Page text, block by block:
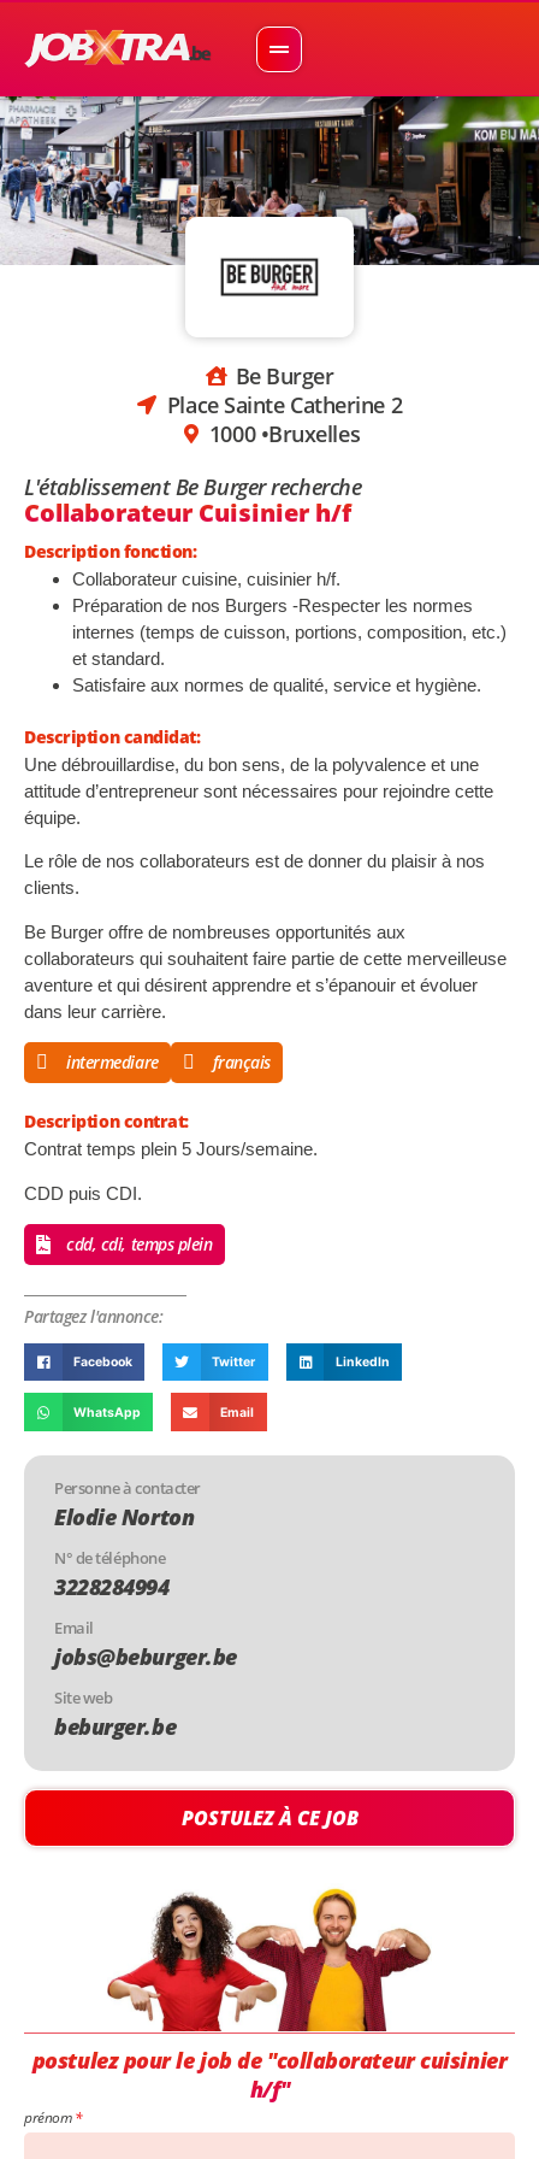
Be Burger
Place Sainte Catherine 2
1000 •Bruxelles
L'établissement Be Burger recherche
Collaborateur Cuisinier h/f
Description fonction:
Collaborateur cuisine, cuisinier h/f.
Préparation de nos Burgers -Respecter les normes
internes (temps de cuisson, portions, composition, etc.)
et standard.
Satisfaire aux normes de qualité, service et hygiène.
Description candidat:
Une débrouillardise, du bon sens, de la polyvalence et une
attitude d’entrepreneur sont nécessaires pour rejoindre cette
équipe.
Le rôle de nos collaborateurs est de donner du plaisir à nos
clients.
Be Burger offre de nombreuses opportunités aux
collaborateurs qui souhaitent faire partie de cette merveilleuse
aventure et qui désirent apprendre et s’épanouir et évoluer
dans leur carrière.
intermediare français
Description contrat:
Contrat temps plein 5 Jours/semaine.
CDD puis CDI.
cdd, cdi, temps plein
Partagez l'annonce:
Facebook Twitter LinkedIn
WhatsApp Email
Personne à contacter
Elodie Norton
N° de téléphone
3228284994
Email
jobs@beburger.be
Site web
beburger.be
POSTULEZ À CE JOB
postulez pour le job de "collaborateur cuisinier
h/f"
prénom